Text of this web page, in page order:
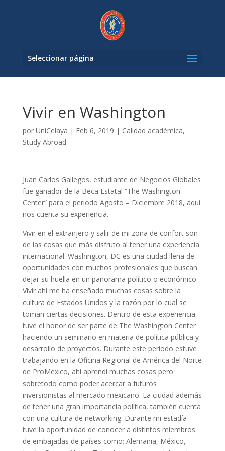
Seleccionar página
Vivir en Washington
por UniCelaya | Feb 6, 2019 | Calidad académica,
Study Abroad
Juan Carlos Gallegos, estudiante de Negocios Globales
fue ganador de la Beca Estatal “The Washington
Center” para el periodo Agosto – Diciembre 2018, aquí
nos cuenta su experiencia.
Vivir en el extranjero y salir de mi zona de confort son
de las cosas que más disfruto al tener una experiencia
internacional. Washington, DC es una ciudad llena de
oportunidades con muchos profesionales que buscan
dejar su huella en un panorama político o económico.
Vivir ahí me ha enseñado muchas cosas sobre la
cultura de Estados Unidos y la razón por lo cual se
toman ciertas decisiones. Dentro de esta experiencia
tuve el honor de ser parte de The Washington Center
haciendo un seminario en materia de política pública y
desarrollo de proyectos. Durante este periodo estuve
trabajando en la Oficina Regional de América del Norte
de ProMexico, ahí aprendí muchas cosas pero
sobretodo como poder acercar a futuros
inversionistas al mercado mexicano. La ciudad además
de tener una gran importancia política, también cuenta
con una cultura de networking. Durante mi estadía
tuve la oportunidad de conocer a distintos miembros
de embajadas de países como; Alemania, México,